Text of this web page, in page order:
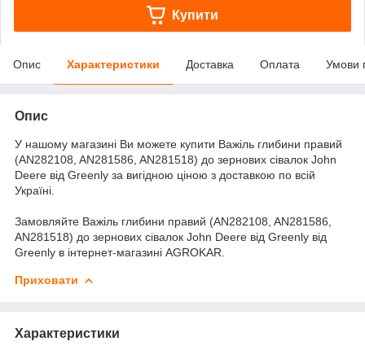
Купити
Опис Характеристики Доставка Оплата Умови
Опис
У нашому магазині Ви можете купити Важіль глибини правий
(AN282108, AN281586, AN281518) до зернових сівалок John
Deere від Greenly за вигідною ціною з доставкою по всій
Україні.
Замовляйте Важіль глибини правий (AN282108, AN281586,
AN281518) до зернових сівалок John Deere від Greenly від
Greenly в інтернет-магазині AGROKAR.
Приховати
Характеристики